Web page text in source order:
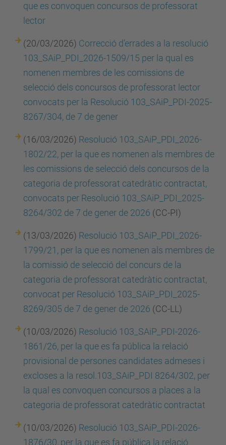
que es convoquen concursos de professorat
lector
(20/03/2026) Correcció d’errades a la resolució
103_SAiP_PDI_2026-1509/15 per la qual es
nomenen membres de les comissions de
selecció dels concursos de professorat lector
convocats per la Resolució 103_SAiP_PDI-2025-
8267/304, de 7 de gener
(16/03/2026) Resolució 103_SAiP_PDI_2026-
1802/22, per la que es nomenen als membres de
les comissions de selecció dels concursos de la
categoria de professorat catedràtic contractat,
convocats per Resolució 103_SAiP_PDI_2025-
8264/302 de 7 de gener de 2026 (CC-PI)
(13/03/2026) Resolució 103_SAiP_PDI_2026-
1799/21, per la que es nomenen als membres de
la comissió de selecció del concurs de la
categoria de professorat catedràtic contractat,
convocat per Resolució 103_SAiP_PDI_2025-
8269/305 de 7 de gener de 2026 (CC-LL)
(10/03/2026) Resolució 103_SAiP_PDI-2026-
1861/26, per la que es fa pública la relació
provisional de persones candidates admeses i
excloses a la resol.103_SAiP_PDI 8264/302, per
la qual es convoquen concursos a places a la
categoria de professorat catedràtic contractat
(10/03/2026) Resolució 103_SAiP_PDI-2026-
1876/30, per la que es fa pública la relació